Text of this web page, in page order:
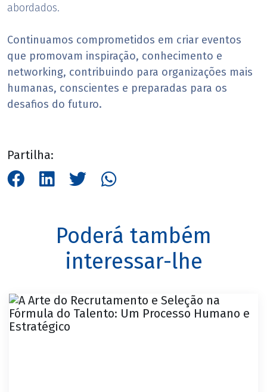
abordados.
Continuamos comprometidos em criar eventos
que promovam inspiração, conhecimento e
networking, contribuindo para organizações mais
humanas, conscientes e preparadas para os
desafios do futuro.
Partilha:
Poderá também
interessar-lhe